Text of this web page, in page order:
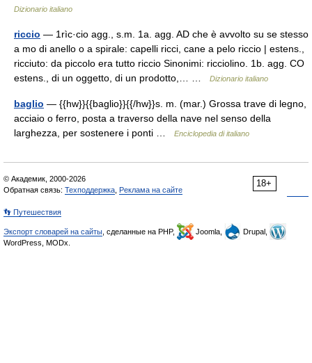
Dizionario italiano
riccio — 1rìc·cio agg., s.m. 1a. agg. AD che è avvolto su se stesso
a mo di anello o a spirale: capelli ricci, cane a pelo riccio | estens.,
ricciuto: da piccolo era tutto riccio Sinonimi: ricciolino. 1b. agg. CO
estens., di un oggetto, di un prodotto,… …
Dizionario italiano
baglio — {{hw}}{{baglio}}{{/hw}}s. m. (mar.) Grossa trave di legno,
acciaio o ferro, posta a traverso della nave nel senso della
larghezza, per sostenere i ponti …
Enciclopedia di italiano
18+
© Академик, 2000-2026
Обратная связь: Техподдержка Реклама на сайте
👣 Путешествия
Экспорт словарей на сайты , сделанные на PHP, Joomla,
Drupal,
WordPress, MODx.